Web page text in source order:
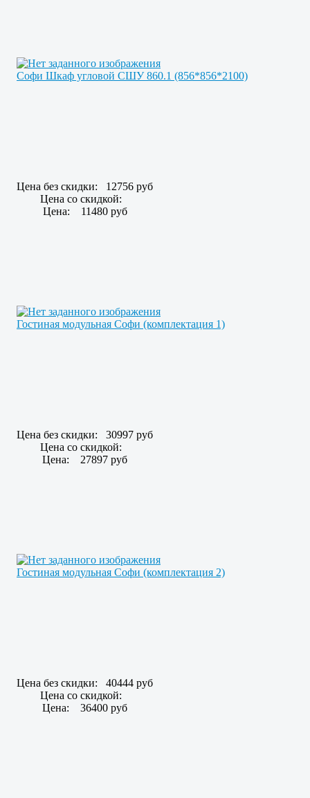
Софи Шкаф угловой СШУ 860.1 (856*856*2100)
Цена без скидки:
12756 руб
Цена со скидкой:
Цена:
11480 руб
Гостиная модульная Софи (комплектация 1)
Цена без скидки:
30997 руб
Цена со скидкой:
Цена:
27897 руб
Гостиная модульная Софи (комплектация 2)
Цена без скидки:
40444 руб
Цена со скидкой:
Цена:
36400 руб